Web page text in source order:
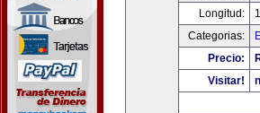
Longitud:
Categorias:
Precio:
Visitar!